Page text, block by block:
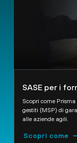
SASE per i
Scopri come
gestiti (MSP) di
alle aziende agili.
Scopri come